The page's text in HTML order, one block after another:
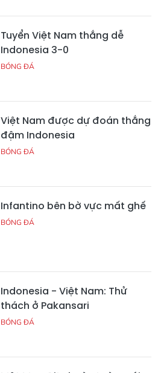
Tuyển Việt Nam thắng dễ
Indonesia 3-0
BÓNG ĐÁ
Việt Nam được dự đoán thắng
đậm Indonesia
BÓNG ĐÁ
Infantino bên bờ vực mất ghế
BÓNG ĐÁ
Indonesia - Việt Nam: Thử
thách ở Pakansari
BÓNG ĐÁ